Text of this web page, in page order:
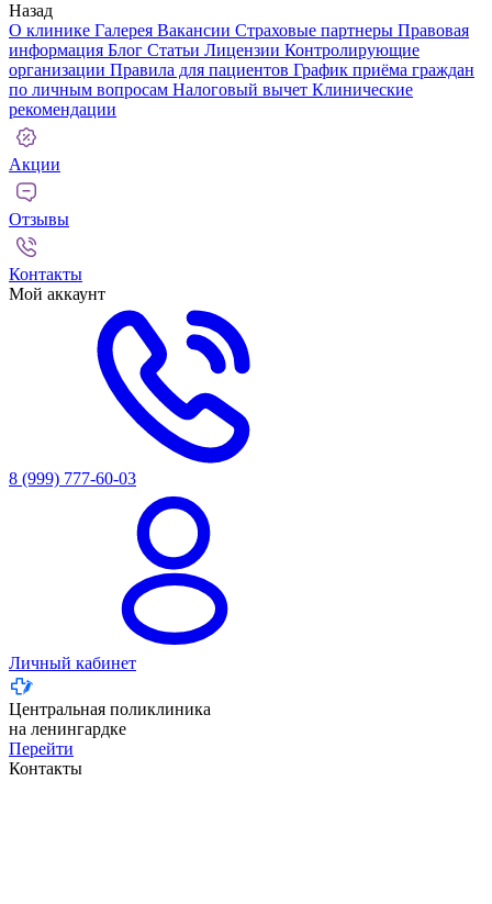
Назад
О клинике Галерея Вакансии Страховые партнеры Правовая
информация Блог Статьи Лицензии Контролирующие
организации Правила для пациентов График приёма граждан
по личным вопросам Налоговый вычет Клинические
рекомендации
Акции
Отзывы
Контакты
Мой аккаунт
8 (999) 777-60-03
Личный кабинет
Центральная поликлиника
на ленингардке
Перейти
Контакты